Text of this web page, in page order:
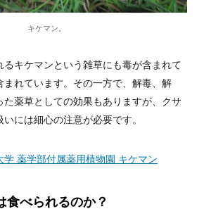
キケマン。
るキケマンという雑草にも毒が含まれて
まれています。その一方で、解毒、解
た薬草としての効果もありますが、クサ
には細心の注意が必要です。
学 薬学部付属薬用植物園 キケマン
食べられるのか？